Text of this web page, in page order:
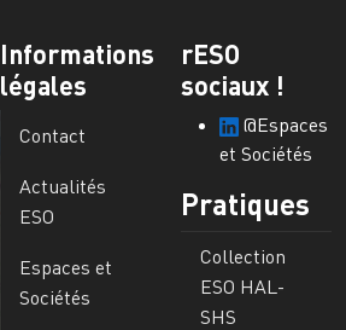
Informations
légales
Contact
Actualités
ESO
Espaces et
Sociétés
rESO
sociaux !
@Espaces
et Sociétés
Pratiques
Collection
ESO HAL-
SHS